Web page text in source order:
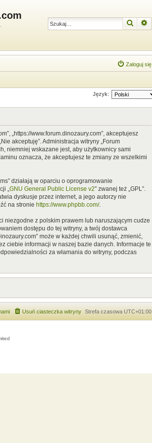
Szukaj
Zaloguj się
Język:
„https://www.forum.dinozaury.com”, akceptujesz
akceptuję”. Administracja witryny „Forum
niemniej wskazane jest, aby użytkownicy sami
oznacza, że akceptujesz te zmiany ze wszelkimi
działają w oparciu o oprogramowanie
„ GNU General Public License v2” zwanej też „GPL”.
dyskusje przez internet, a jego autorzy nie
na stronie https://www.phpbb.com/.
niezgodne z polskim prawem lub naruszającym cudze
dostępu do tej witryny, a twój dostawca
może w każdej chwili usunąć, zmienić,
ciebie informacji w naszej bazie danych. Informacje te
za włamania do witryny, podczas
Strefa czasowa UTC+01:00
Usuń ciasteczka witryny